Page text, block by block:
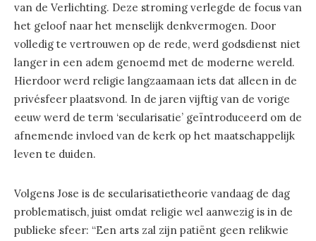
van de Verlichting. Deze stroming verlegde de focus van
het geloof naar het menselijk denkvermogen. Door
volledig te vertrouwen op de rede, werd godsdienst niet
langer in een adem genoemd met de moderne wereld.
Hierdoor werd religie langzaamaan iets dat alleen in de
privésfeer plaatsvond. In de jaren vijftig van de vorige
eeuw werd de term ‘secularisatie’ geïntroduceerd om de
afnemende invloed van de kerk op het maatschappelijk
leven te duiden.
Volgens Jose is de secularisatietheorie vandaag de dag
problematisch, juist omdat religie wel aanwezig is in de
publieke sfeer: “Een arts zal zijn patiënt geen relikwie